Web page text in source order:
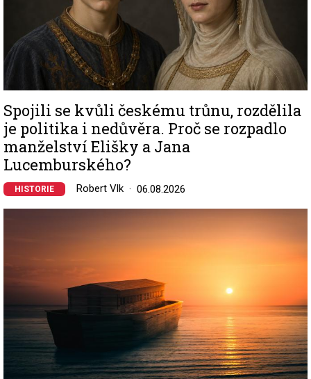
Spojili se kvůli českému trůnu, rozdělila
je politika i nedůvěra. Proč se rozpadlo
manželství Elišky a Jana
Lucemburského?
HISTORIE Robert Vlk 06.08.2026